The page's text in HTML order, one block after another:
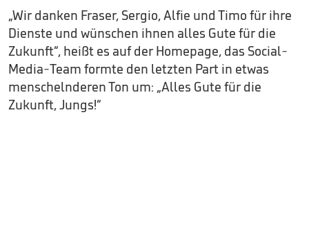
„Wir danken Fraser, Sergio, Alfie und Timo für ihre
Dienste und wünschen ihnen alles Gute für die
Zukunft“, heißt es auf der Homepage, das Social-
Media-Team formte den letzten Part in etwas
menschelnderen Ton um: „Alles Gute für die
Zukunft, Jungs!“